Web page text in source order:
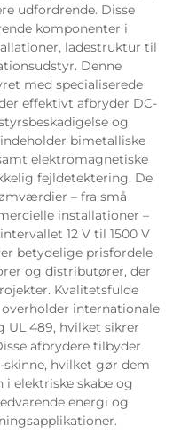
udfordrende. Disse
komponenter i
ladestruktur til
Denne
med specialiserede
effektivt afbryder DC-
og
bimetalliske
elektromagnetiske
fejldetektering. De
– fra små
installationer –
12 V til 1500 V
betydelige prisfordele
og distributører, der
Kvalitetsfulde
internationale
UL 489, hvilket sikrer
afbrydere tilbyder
hvilket gør dem
elektriske skabe og
energi og